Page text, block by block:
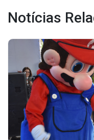
Leis, Decretos e
Portal da
Radar da
Cespro
Notícias